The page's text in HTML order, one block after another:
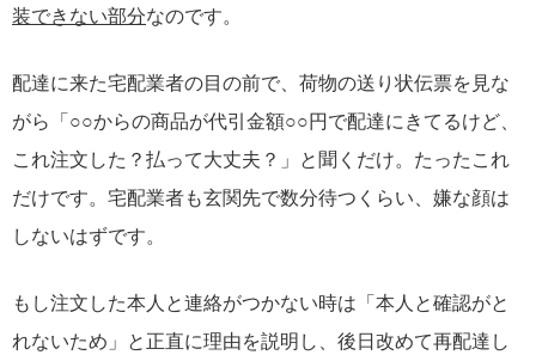
装できない部分なのです。
配達に来た宅配業者の目の前で、荷物の送り状伝票を見な
がら「○○からの商品が代引金額○○円で配達にきてるけど、
これ注文した？払って大丈夫？」と聞くだけ。たったこれ
だけです。宅配業者も玄関先で数分待つくらい、嫌な顔は
しないはずです。
もし注文した本人と連絡がつかない時は「本人と確認がと
れないため」と正直に理由を説明し、後日改めて再配達し